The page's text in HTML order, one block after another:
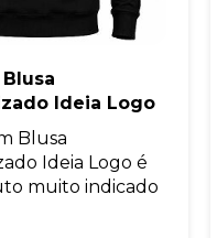
Ideia Logo
Blusa
Ideia Logo é
muito indicado